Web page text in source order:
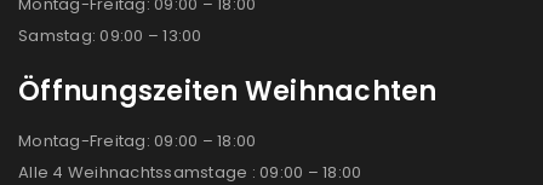
Samstag: 09:00 – 13:00
Öffnungszeiten Weihnachten
Montag-Freitag: 09:00 – 18:00
Alle 4 Weihnachtssamstage : 09:00 – 18:00